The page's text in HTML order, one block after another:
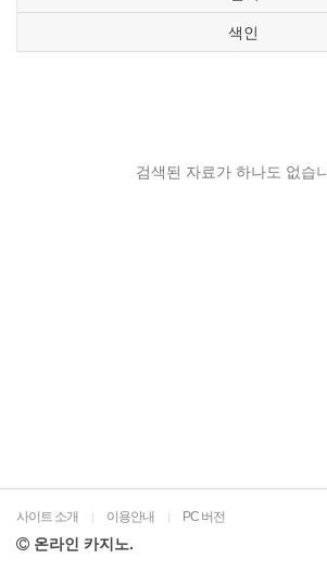
색인
검색된 자료가 하나도 없습
사이트 소개 | 이용안내 | PC 버전
온라인 카지노.